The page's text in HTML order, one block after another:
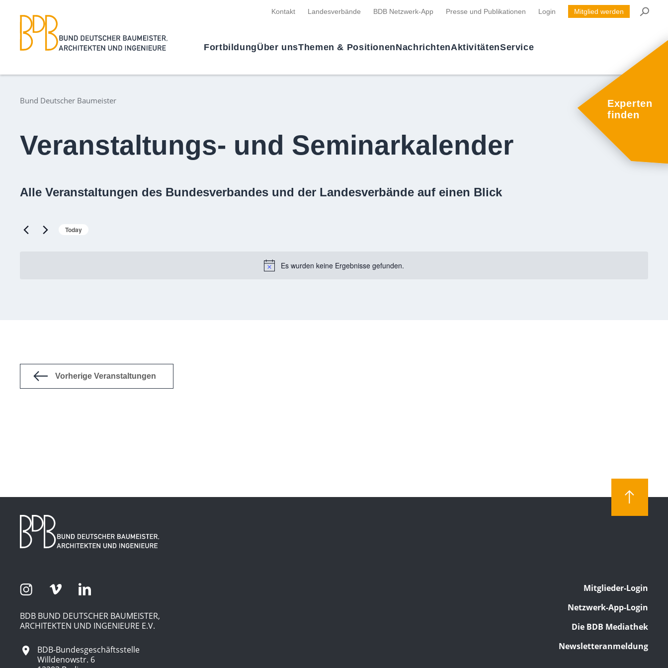
Kontakt Landesverbände BDB Netzwerk-App Presse und Publikationen Login Mitglied werden
FortbildungÜber unsThemen & PositionenNachrichtenAktivitätenService
Experten
finden
Bund Deutscher Baumeister
Veranstaltungs- und Seminarkalender
Alle Veranstaltungen des Bundesverbandes und der Landesverbände auf einen Blick
Notice
Es wurden keine Ergebnisse gefunden.
Today
Vorherige Veranstaltungen
BDB BUND DEUTSCHER BAUMEISTER,
ARCHITEKTEN UND INGENIEURE E.V.
BDB-Bundesgeschäftsstelle
Willdenowstr. 6
Mitglieder-Login
Netzwerk-App-Login
Die BDB Mediathek
Newsletteranmeldung